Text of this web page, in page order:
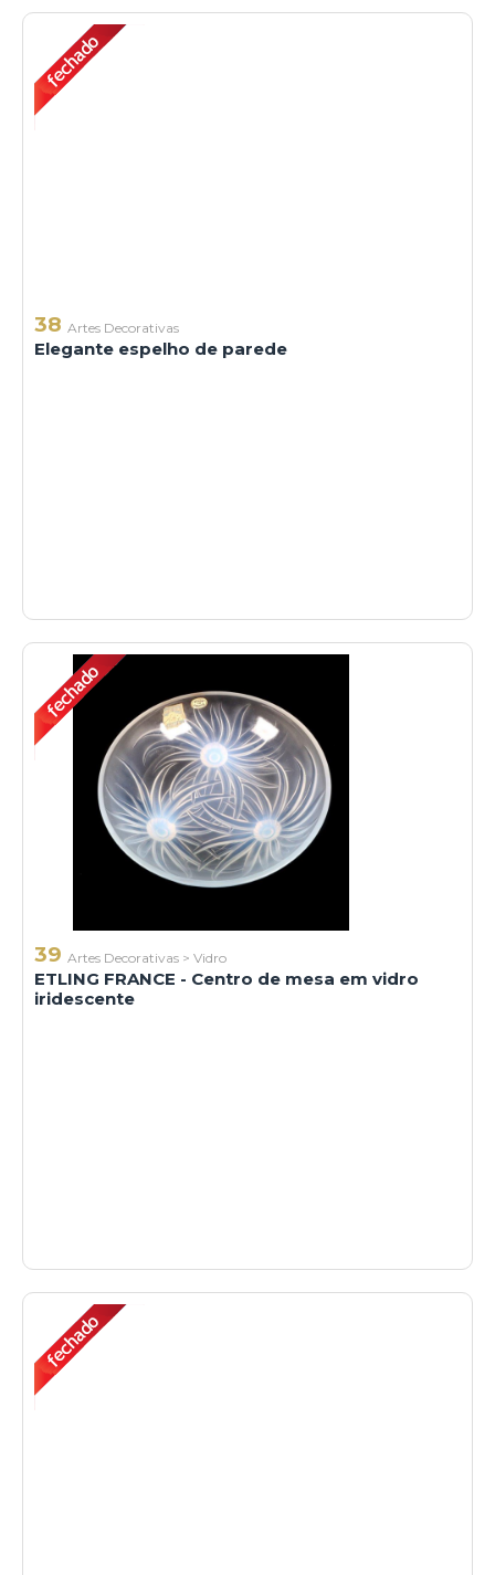
38 Artes Decorativas
Elegante espelho de parede
39 Artes Decorativas > Vidro
ETLING FRANCE - Centro de mesa em vidro
iridescente